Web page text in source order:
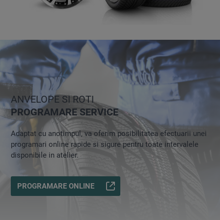
ANVELOPE SI ROTI
PROGRAMARE SERVICE
Adaptat cu anotimpul, va oferim posibilitatea efectuarii unei
programari online rapide si sigure pentru toate intervalele
disponibile in atelier.
PROGRAMARE ONLINE